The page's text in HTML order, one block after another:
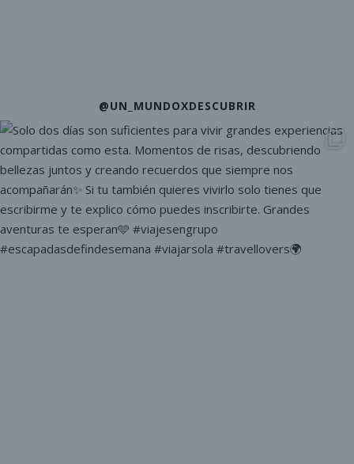
@UN_MUNDOXDESCUBRIR